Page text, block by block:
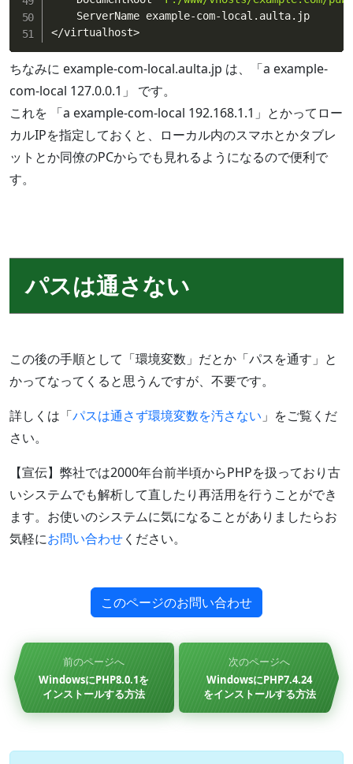
</virtualhost>
ちなみに example-com-local.aulta.jp は、「a example-
com-local 127.0.0.1」 です。
これを 「a example-com-local 192.168.1.1」とかってロー
カルIPを指定しておくと、ローカル内のスマホとかタブレ
ットとか同僚のPCからでも見れるようになるので便利で
す。
パスは通さない
この後の手順として「環境変数」だとか「パスを通す」と
かってなってくると思うんですが、不要です。
詳しくは「パスは通さず環境変数を汚さない 」をご覧くだ
さい。
【宣伝】弊社では2000年台前半頃からPHPを扱っており古
いシステムでも解析して直したり再活用を行うことができ
ます。お使いのシステムに気になることがありましたらお
気軽にお問い合わせください。
このページのお問い合わせ
前のページへ
WindowsにPHP8.0.1を
インストールする方法
次のページへ
WindowsにPHP7.4.24
をインストールする方法